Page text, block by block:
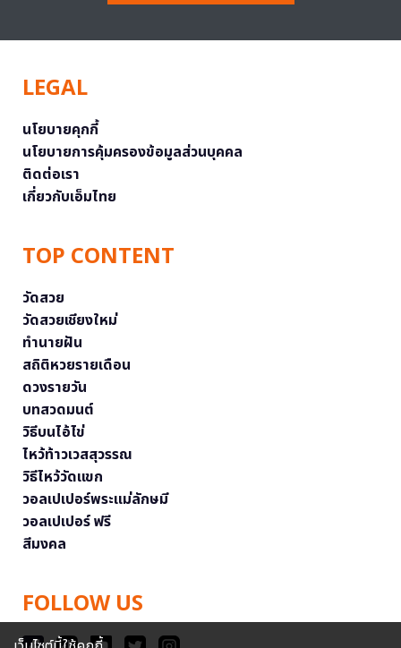
LEGAL
นโยบายคุกกี้
นโยบายการคุ้มครองข้อมูลส่วนบุคคล
ติดต่อเรา
เกี่ยวกับเอ็มไทย
TOP CONTENT
วัดสวย
วัดสวยเชียงใหม่
ทำนายฝัน
สถิติหวยรายเดือน
ดวงรายวัน
บทสวดมนต์
วิธีบนไอ้ไข่
ไหว้ท้าวเวสสุวรรณ
วิธีไหว้วัดแขก
วอลเปเปอร์พระแม่ลักษมี
วอลเปเปอร์ ฟรี
สีมงคล
FOLLOW US